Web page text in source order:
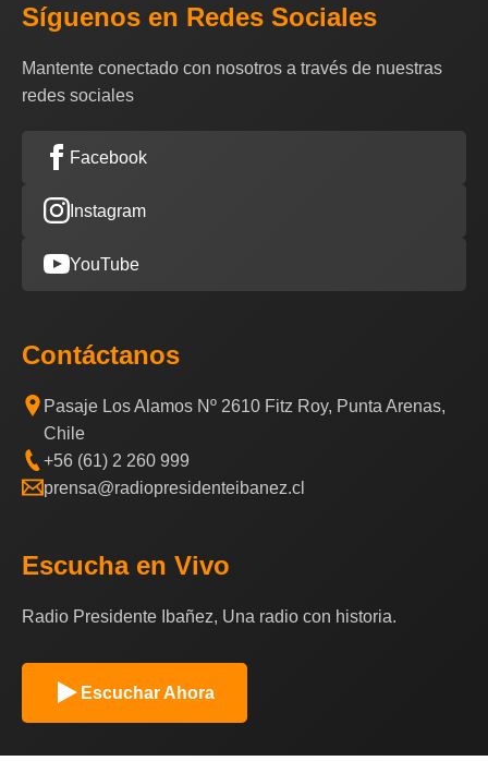
Síguenos en Redes Sociales
Mantente conectado con nosotros a través de nuestras
redes sociales
Facebook
Instagram
YouTube
Contáctanos
Pasaje Los Alamos Nº 2610 Fitz Roy, Punta Arenas,
Chile
+56 (61) 2 260 999
prensa@radiopresidenteibanez.cl
Escucha en Vivo
Radio Presidente Ibañez, Una radio con historia.
Escuchar Ahora